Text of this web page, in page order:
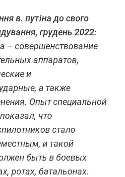
в. путіна до свого
грудень 2022:
– совершенствование
аппаратов,
и
а также
Опыт специальной
что
стало
и такой
быть в боевых
ротах, батальонах.